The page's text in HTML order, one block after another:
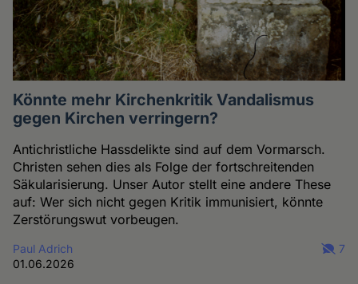
Könnte mehr Kirchenkritik Vandalismus
gegen Kirchen verringern?
Antichristliche Hassdelikte sind auf dem Vormarsch.
Christen sehen dies als Folge der fortschreitenden
Säkularisierung. Unser Autor stellt eine andere These
auf: Wer sich nicht gegen Kritik immunisiert, könnte
Zerstörungswut vorbeugen.
Paul Adrich
01.06.2026
7